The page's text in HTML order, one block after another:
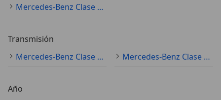
Mercedes-Benz Clase A (todo) amarillo
Transmisión
Mercedes-Benz Clase A (todo) automático
Mercedes-Benz Clase A (todo) manual
Año